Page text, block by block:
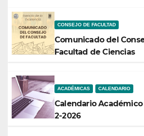
CONSEJO DE FACULTAD
Comunicado del
Facultad de Ciencias
ACADÉMICAS CALENDARIO
Calendario
2-2026